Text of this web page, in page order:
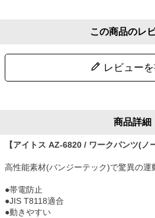
この商品のレ
レビューを
商品詳細
【アイトス AZ-6820 / ワークパンツ(ノ
高性能素材(バンジーテック)で驚異の運
●帯電防止
●JIS T8118適合
●動きやすい